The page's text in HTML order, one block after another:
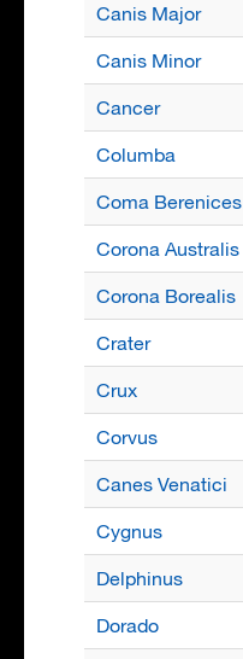
Canis Major
Canis Minor
Cancer
Columba
Coma Berenices
Corona Australis
Corona Borealis
Crater
Crux
Corvus
Canes Venatici
Cygnus
Delphinus
Dorado